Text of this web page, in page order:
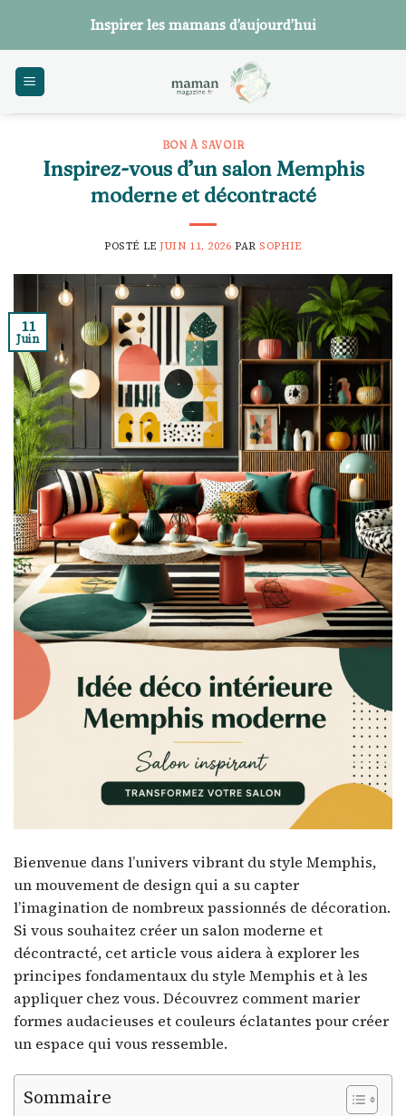
content
Inspirer les mamans d’aujourd’hui
BON À SAVOIR
Inspirez-vous d’un salon Memphis
moderne et décontracté
POSTÉ LEJUIN 11, 2026 PARSOPHIE
11
Juin
Bienvenue dans l’univers vibrant du style Memphis,
un mouvement de design qui a su capter
l’imagination de nombreux passionnés de décoration.
Si vous souhaitez créer un salon moderne et
décontracté, cet article vous aidera à explorer les
principes fondamentaux du style Memphis et à les
appliquer chez vous. Découvrez comment marier
formes audacieuses et couleurs éclatantes pour créer
un espace qui vous ressemble.
Sommaire